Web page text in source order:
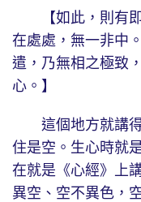
【如此，則有即
在處處，無一非中
遣，乃無相之極致
心。】
這個地方就講得
住是空。生心時就
在就是《心經》上
異空、空不異色，